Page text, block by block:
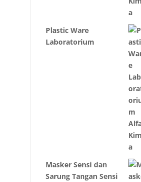
Plastic Ware
Laboratorium
Masker Sensi dan
Sarung Tangan Sensi